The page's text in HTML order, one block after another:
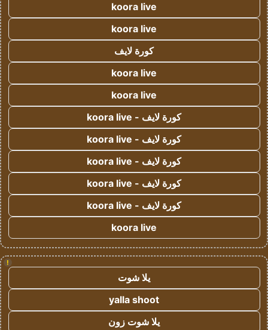
koora live
koora live
كورة لايف
koora live
koora live
كورة لايف - koora live
كورة لايف - koora live
كورة لايف - koora live
كورة لايف - koora live
كورة لايف - koora live
koora live
!
يلا شوت
yalla shoot
يلا شوت زون